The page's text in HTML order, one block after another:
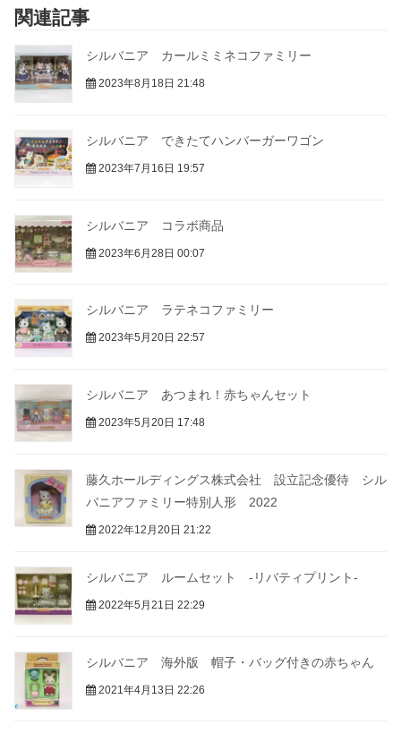
関連記事
シルバニア カールミミネコファミリー
2023年8月18日 21:48
シルバニア できたてハンバーガーワゴン
2023年7月16日 19:57
シルバニア コラボ商品
2023年6月28日 00:07
シルバニア ラテネコファミリー
2023年5月20日 22:57
シルバニア あつまれ！赤ちゃんセット
2023年5月20日 17:48
藤久ホールディングス株式会社 設立記念優待 シル
バニアファミリー特別人形 2022
2022年12月20日 21:22
シルバニア ルームセット -リバティプリント-
2022年5月21日 22:29
シルバニア 海外版 帽子・バッグ付きの赤ちゃん
2021年4月13日 22:26